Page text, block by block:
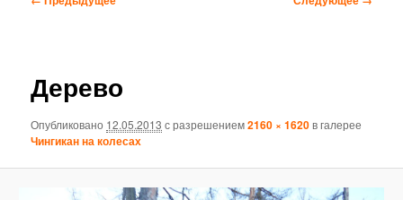
Дерево
Опубликовано 12.05.2013 с разрешением2160 × 1620в галерее
Чингикан на колесах